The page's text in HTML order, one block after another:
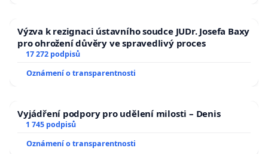
Výzva k rezignaci ústavního soudce JUDr. Josefa Baxy
pro ohrožení důvěry ve spravedlivý proces
17 272 podpisů
Oznámení o transparentnosti
Vyjádření podpory pro udělení milosti – Denis
1 745 podpisů
Oznámení o transparentnosti